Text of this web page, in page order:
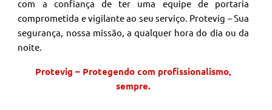
com a confiança de ter uma equipe de portaria
comprometida e vigilante ao seu serviço. Protevig – Sua
segurança, nossa missão, a qualquer hora do dia ou da
noite.
Protevig – Protegendo com profissionalismo,
sempre.